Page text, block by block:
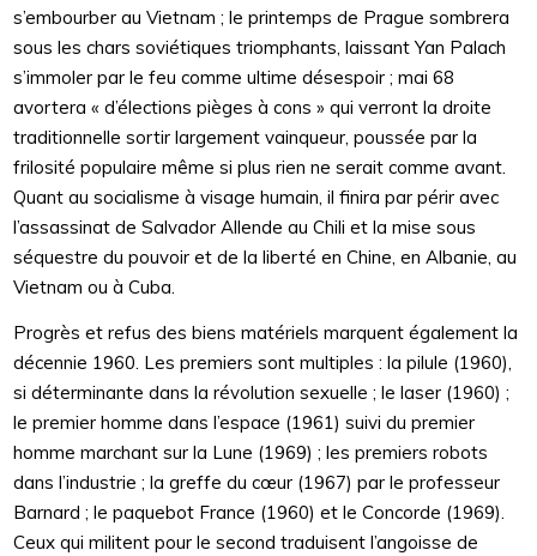
s’embourber au Vietnam ; le printemps de Prague sombrera
sous les chars soviétiques triomphants, laissant Yan Palach
s’immoler par le feu comme ultime désespoir ; mai 68
avortera « d’élections pièges à cons » qui verront la droite
traditionnelle sortir largement vainqueur, poussée par la
frilosité populaire même si plus rien ne serait comme avant.
Quant au socialisme à visage humain, il finira par périr avec
l’assassinat de Salvador Allende au Chili et la mise sous
séquestre du pouvoir et de la liberté en Chine, en Albanie, au
Vietnam ou à Cuba.
Progrès et refus des biens matériels marquent également la
décennie 1960. Les premiers sont multiples : la pilule (1960),
si déterminante dans la révolution sexuelle ; le laser (1960) ;
le premier homme dans l’espace (1961) suivi du premier
homme marchant sur la Lune (1969) ; les premiers robots
dans l’industrie ; la greffe du cœur (1967) par le professeur
Barnard ; le paquebot France (1960) et le Concorde (1969).
Ceux qui militent pour le second traduisent l’angoisse de